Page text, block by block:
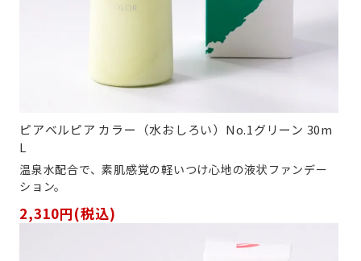
ピアベルピア カラー（水おしろい）No.1グリーン 30m
L
温泉水配合で、素肌感覚の軽いつけ心地の液状ファンデー
ション。
2,310円(税込)